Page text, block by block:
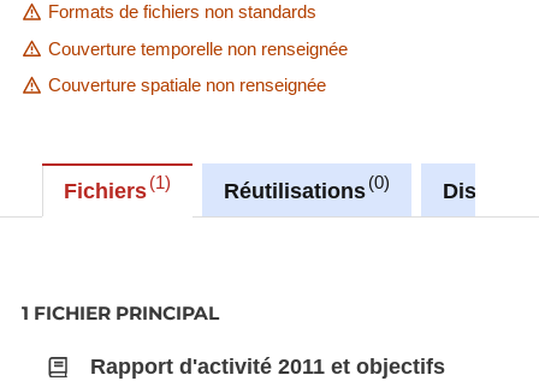
Formats de fichiers non standards
Couverture temporelle non renseignée
Couverture spatiale non renseignée
Fichiers 1 Réutilisations 0
1 FICHIER PRINCIPAL
Rapport d'activité 2011 et objectifs